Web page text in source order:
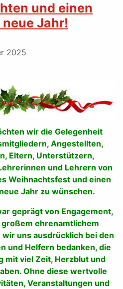
und einen
Jahr!
2025
wir die Gelegenheit
Angestellten,
Eltern, Unterstützern,
und Lehrern von
Weihnachtsfest und einen
Jahr zu wünschen.
geprägt von Engagement,
ehrenamtlichem
uns ausdrücklich bei den
und Helfern bedanken, die
mit viel Zeit, Herzblut und
Ohne diese wertvolle
Veranstaltungen und